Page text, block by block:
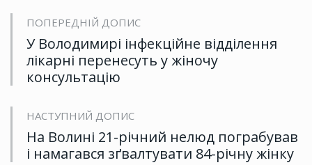
ПОПЕРЕДНІЙ ДОПИС
У Володимирі інфекційне відділення
лікарні перенесуть у жіночу
консультацію
НАСТУПНИЙ ДОПИС
На Волині 21-річний нелюд пограбував
і намагався зґвалтувати 84-річну жінку